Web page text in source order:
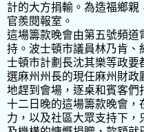
計的大方捐輸。為造福鄉
官羨閱報室。
這場籌款晚會由第五號頻道
持。波士頓市議員林乃肯
士頓市計劃長沈其樂等政
選麻州州長的現任麻州財
地趕到會場，逐桌和賓客們
十二日晚的這場籌款晚會，
力，以及社區大眾支持下，